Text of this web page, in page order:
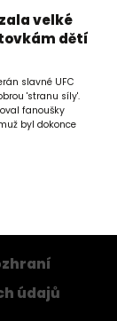
velké
dětí
slavné UFC
'stranu síly'.
fanoušky
byl dokonce
údajů